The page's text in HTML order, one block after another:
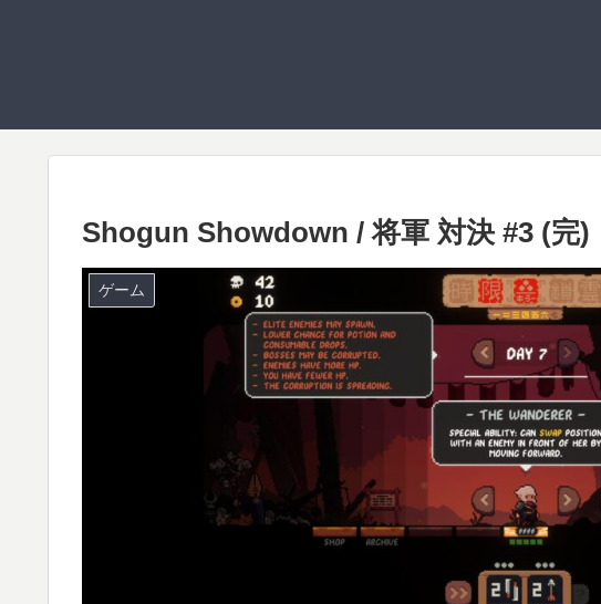
Shogun Showdown / 将軍 対決 #3 (完)
ゲーム